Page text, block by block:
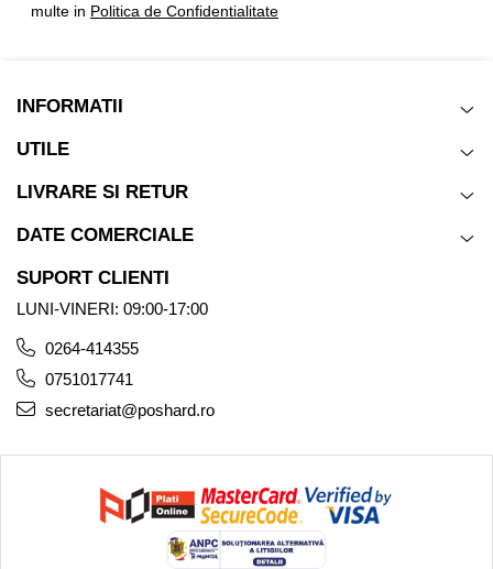
multe in Politica de Confidentialitate
INFORMATII
UTILE
LIVRARE SI RETUR
DATE COMERCIALE
SUPORT CLIENTI
LUNI-VINERI: 09:00-17:00
0264-414355
0751017741
secretariat@poshard.ro